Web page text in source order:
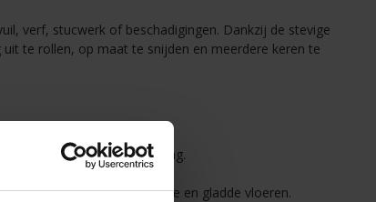
verf, stucwerk of beschadigingen. Dankzij de stevige
te rollen, op maat te snijden en meerdere keren te
voor langdurige bescherming.
duurzaamheid.
geschikt is voor alle harde en gladde vloeren.